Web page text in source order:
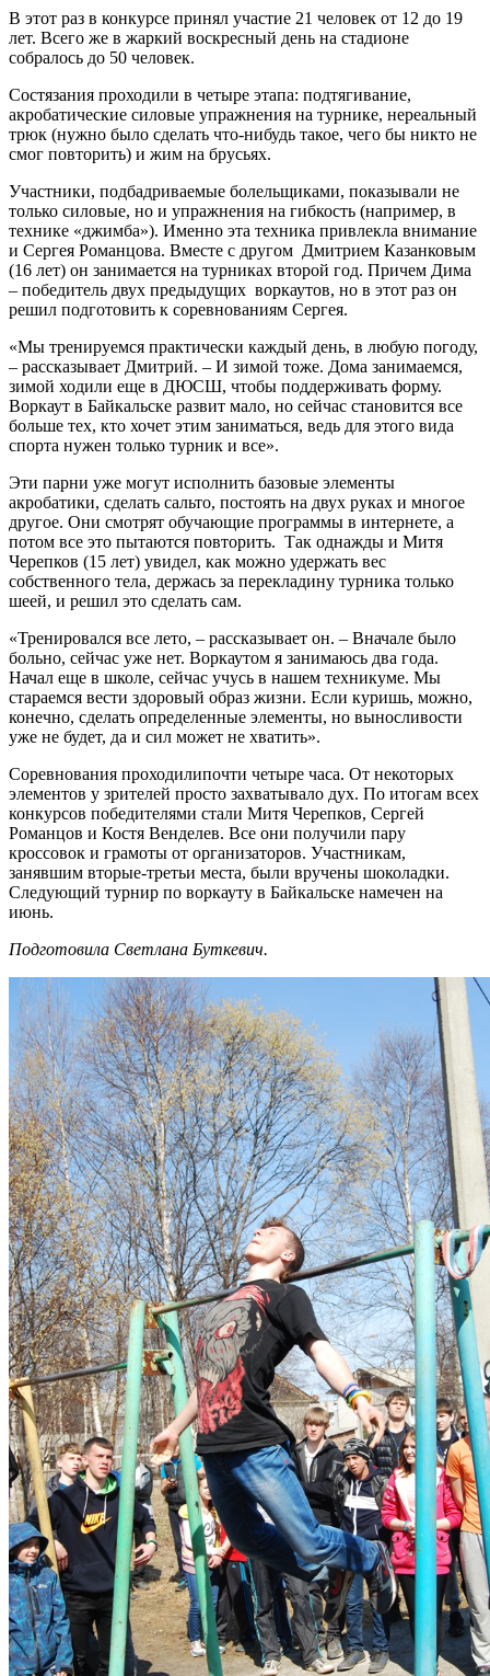
В этот раз в конкурсе принял участие 21 человек от 12 до 19
лет. Всего же в жаркий воскресный день на стадионе
собралось до 50 человек.
Состязания проходили в четыре этапа: подтягивание,
акробатические силовые упражнения на турнике, нереальный
трюк (нужно было сделать что-нибудь такое, чего бы никто не
смог повторить) и жим на брусьях.
Участники, подбадриваемые болельщиками, показывали не
только силовые, но и упражнения на гибкость (например, в
технике «джимба»). Именно эта техника привлекла внимание
и Сергея Романцова. Вместе с другом Дмитрием Казанковым
(16 лет) он занимается на турниках второй год. Причем Дима
– победитель двух предыдущих воркаутов, но в этот раз он
решил подготовить к соревнованиям Сергея.
«Мы тренируемся практически каждый день, в любую погоду,
– рассказывает Дмитрий. – И зимой тоже. Дома занимаемся,
зимой ходили еще в ДЮСШ, чтобы поддерживать форму.
Воркаут в Байкальске развит мало, но сейчас становится все
больше тех, кто хочет этим заниматься, ведь для этого вида
спорта нужен только турник и все».
Эти парни уже могут исполнить базовые элементы
акробатики, сделать сальто, постоять на двух руках и многое
другое. Они смотрят обучающие программы в интернете, а
потом все это пытаются повторить. Так однажды и Митя
Черепков (15 лет) увидел, как можно удержать вес
собственного тела, держась за перекладину турника только
шеей, и решил это сделать сам.
«Тренировался все лето, – рассказывает он. – Вначале было
больно, сейчас уже нет. Воркаутом я занимаюсь два года.
Начал еще в школе, сейчас учусь в нашем техникуме. Мы
стараемся вести здоровый образ жизни. Если куришь, можно,
конечно, сделать определенные элементы, но выносливости
уже не будет, да и сил может не хватить».
Соревнования проходилипочти четыре часа. От некоторых
элементов у зрителей просто захватывало дух. По итогам всех
конкурсов победителями стали Митя Черепков, Сергей
Романцов и Костя Венделев. Все они получили пару
кроссовок и грамоты от организаторов. Участникам,
занявшим вторые-третьи места, были вручены шоколадки.
Следующий турнир по воркауту в Байкальске намечен на
июнь.
Подготовила Светлана Буткевич.